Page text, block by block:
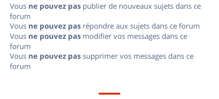
Vous ne pouvez pas publier de nouveaux sujets dans ce
forum
Vous ne pouvez pas répondre aux sujets dans ce forum
Vous ne pouvez pas modifier vos messages dans ce
forum
Vous ne pouvez pas supprimer vos messages dans ce
forum